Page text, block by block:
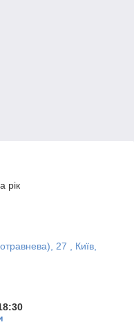
рік
27 , Київ,